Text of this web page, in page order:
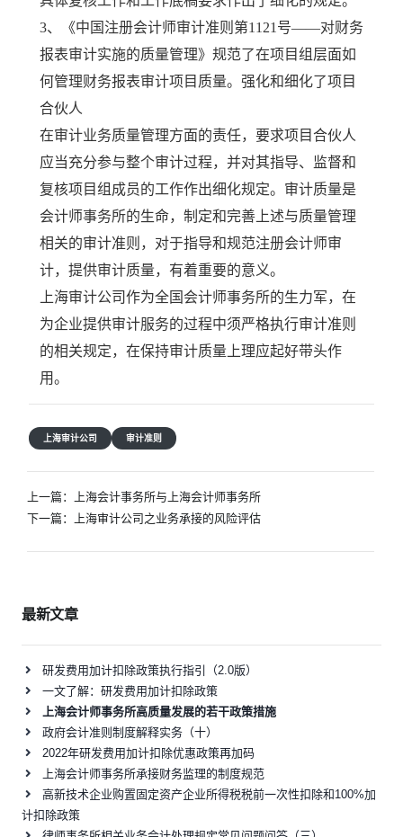
3、《中国注册会计师审计准则第1121号——对财务
报表审计实施的质量管理》规范了在项目组层面如
何管理财务报表审计项目质量。强化和细化了项目
合伙人
在审计业务质量管理方面的责任，要求项目合伙人
应当充分参与整个审计过程，并对其指导、监督和
复核项目组成员的工作作出细化规定。 审计质量是
会计师事务所的生命，制定和完善上述与质量管理
相关的审计准则，对于指导和规范注册会计师审
计，提供审计质量，有着重要的意义。
上海审计公司作为全国会计师事务所的生力军，在
为企业提供审计服务的过程中须严格执行审计准则
的相关规定，在保持审计质量上理应起好带头作
用。
上海审计公司 审计准则
文
章
导
上一篇：
上海会计事务所与上海会计师事务所
下一篇：
上海审计公司之业务承接的风险评估
最新文章
研发费用加计扣除政策执行指引（2.0版）
一文了解：研发费用加计扣除政策
上海会计师事务所高质量发展的若干政策措施
政府会计准则制度解释实务（十）
2022年研发费用加计扣除优惠政策再加码
上海会计师事务所承接财务监理的制度规范
高新技术企业购置固定资产企业所得税税前一次性扣除和100%加
计扣除政策